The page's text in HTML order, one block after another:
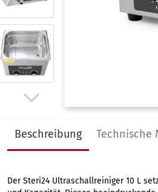
Infos zur Validierung
Infos zur Garantie
Instrumentenaufbereitung
nach RKI
Test & Indikatoren
HNO
Beschreibung Technische
Der Steri24 Ultraschallreiniger 10 L